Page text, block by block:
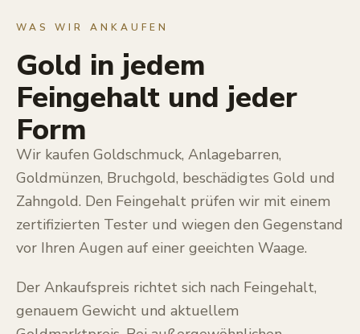
WAS WIR ANKAUFEN
Gold in jedem
Feingehalt und jeder
Form
Wir kaufen Goldschmuck, Anlagebarren,
Goldmünzen, Bruchgold, beschädigtes Gold und
Zahngold. Den Feingehalt prüfen wir mit einem
zertifizierten Tester und wiegen den Gegenstand
vor Ihren Augen auf einer geeichten Waage.
Der Ankaufspreis richtet sich nach Feingehalt,
genauem Gewicht und aktuellem